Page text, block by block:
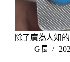
除了廣為人知
G長